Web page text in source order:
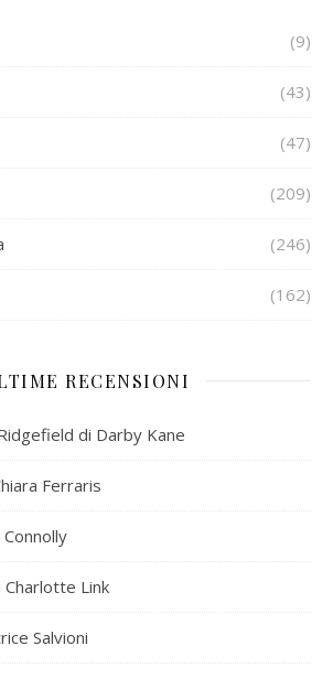
(9)
(43)
(47)
(209)
(246)
(162)
RECENSIONI
di Darby Kane
Ferraris
Connolly
Link
Salvioni